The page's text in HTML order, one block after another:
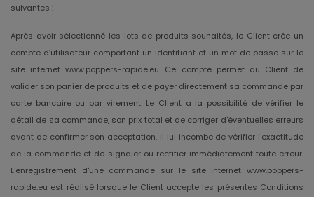
suivantes :
Après avoir sélectionné les lots de produits souhaités, le Client crée un
compte d’utilisateur comportant un identifiant et un mot de passe sur le
site internet www.poppers-rapide.eu. Ce compte permet au Client de
valider son panier de produits et de payer directement sa commande par
carte bancaire ou par virement. Le Client a la possibilité de vérifier le
détail de sa commande, son prix total et de corriger d'éventuelles erreurs
avant de confirmer son acceptation. Il lui incombe de vérifier l'exactitude
de la commande et de signaler ou rectifier immédiatement toute erreur.
L'enregistrement d'une commande sur le site internet www.poppers-
rapide.eu est réalisé lorsque le Client accepte les présentes Conditions